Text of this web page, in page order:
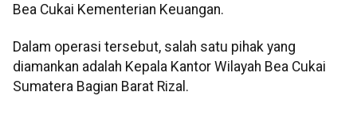
Bea Cukai Kementerian Keuangan.
Dalam operasi tersebut, salah satu pihak yang
diamankan adalah Kepala Kantor Wilayah Bea Cukai
Sumatera Bagian Barat Rizal.